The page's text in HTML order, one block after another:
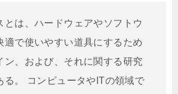
とは、ハードウェアやソフトウ
適で使いやすい道具にするため
ン、および、それに関する研究
る。 コンピュータやITの領域で